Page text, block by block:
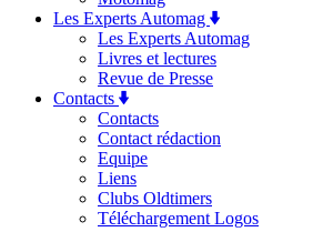
Les Experts Automag
Les Experts Automag
Livres et lectures
Revue de Presse
Contacts
Contacts
Contact rédaction
Equipe
Liens
Clubs Oldtimers
Téléchargement Logos